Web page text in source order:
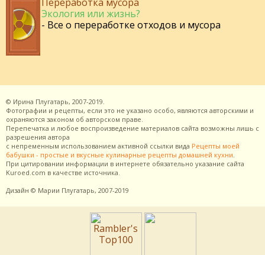
Экология или жизнь?
- Все о переработке отходов и мусора
© Ирина Плугатарь, 2007-2019.
Фотографии и рецепты, если это не указано особо, являются авторскими и
охраняются законом об авторском праве.
Перепечатка и любое воспроизведение материалов сайта возможны лишь с
разрешения автора
с непременным использованием активной ссылки вида Рецепты моей
бабушки - простые и вкусные кулинарные рецепты домашней кухни
При цитировании информации в интернете обязательно указание сайта
Kuroed.com в качестве источника.
Дизайн © Марии Плугатарь, 2007-2019